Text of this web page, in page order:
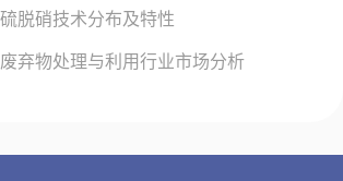
脱硝技术分布及特性
弃物处理与利用行业市场分析